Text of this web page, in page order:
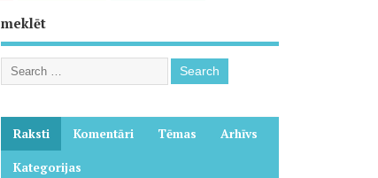
meklēt
Raksti Komentāri Tēmas Arhīvs
Kategorijas